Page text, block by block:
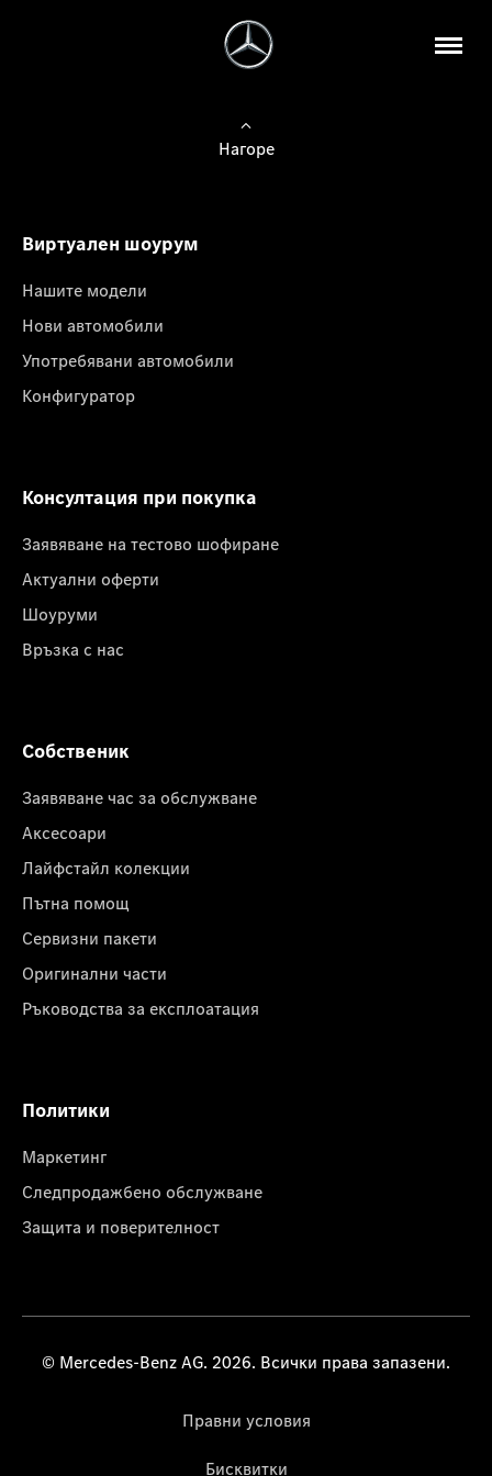
Нагоре
Виртуален шоурум
Нашите модели
Нови автомобили
Употребявани автомобили
Конфигуратор
Консултация при покупка
Заявяване на тестово шофиране
Актуални оферти
Шоуруми
Връзка с нас
Собственик
Заявяване час за обслужване
Аксесоари
Лайфстайл колекции
Пътна помощ
Сервизни пакети
Оригинални части
Ръководства за експлоатация
Политики
Маркетинг
Следпродажбено обслужване
Защита и поверителност
© Mercedes-Benz AG. 2026. Всички права запазени.
Правни условия
Бисквитки